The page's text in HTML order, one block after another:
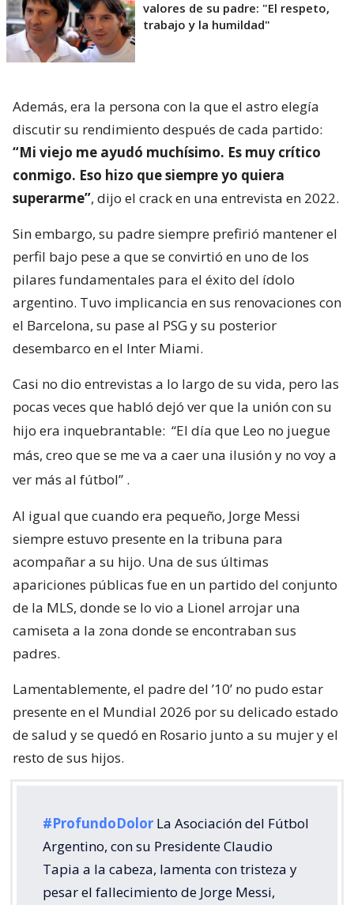
valores de su padre: "El respeto,
trabajo y la humildad"
Además, era la persona con la que el astro elegía
discutir su rendimiento después de cada partido:
“Mi viejo me ayudó muchísimo. Es muy crítico
conmigo. Eso hizo que siempre yo quiera
superarme”, dijo el crack en una entrevista en 2022.
Sin embargo, su padre siempre prefirió mantener el
perfil bajo pese a que se convirtió en uno de los
pilares fundamentales para el éxito del ídolo
argentino. Tuvo implicancia en sus renovaciones con
el Barcelona, su pase al PSG y su posterior
desembarco en el Inter Miami.
Casi no dio entrevistas a lo largo de su vida, pero las
pocas veces que habló dejó ver que la unión con su
hijo era inquebrantable: “El día que Leo no juegue
más, creo que se me va a caer una ilusión y no voy a
ver más al fútbol” .
Al igual que cuando era pequeño, Jorge Messi
siempre estuvo presente en la tribuna para
acompañar a su hijo. Una de sus últimas
apariciones públicas fue en un partido del conjunto
de la MLS, donde se lo vio a Lionel arrojar una
camiseta a la zona donde se encontraban sus
padres.
Lamentablemente, el padre del ’10’ no pudo estar
presente en el Mundial 2026 por su delicado estado
de salud y se quedó en Rosario junto a su mujer y el
resto de sus hijos.
#ProfundoDolor La Asociación del Fútbol
Argentino, con su Presidente Claudio
Tapia a la cabeza, lamenta con tristeza y
pesar el fallecimiento de Jorge Messi,